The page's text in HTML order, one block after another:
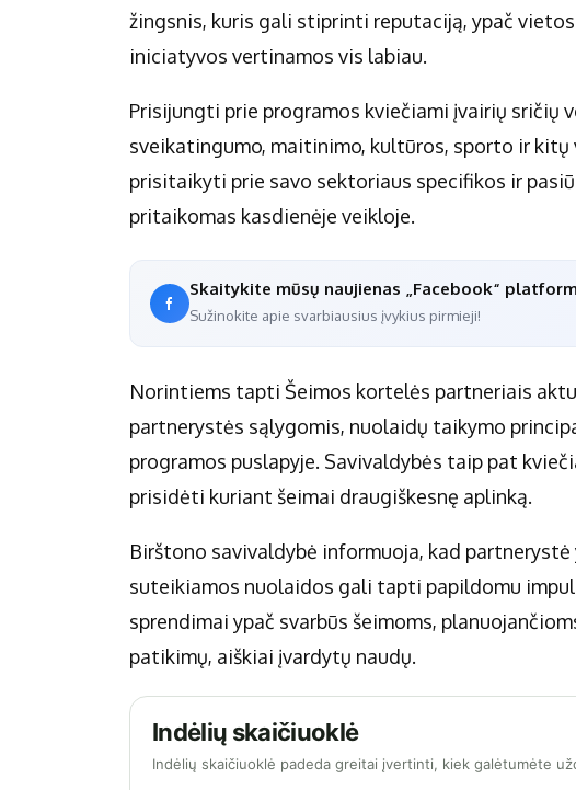
žingsnis, kuris gali stiprinti reputaciją, ypač
iniciatyvos vertinamos vis labiau.
Prisijungti prie programos kviečiami įvairių sričių
sveikatingumo, maitinimo, kultūros, sporto ir
prisitaikyti prie savo sektoriaus specifikos ir
pritaikomas kasdienėje veikloje.
Skaitykite mūsų naujienas „Facebook“
Sužinokite apie svarbiausius įvykius pirmieji!
Norintiems tapti Šeimos kortelės partneriais
partnerystės sąlygomis, nuolaidų taikymo
programos puslapyje. Savivaldybės taip pat
prisidėti kuriant šeimai draugiškesnę aplinką.
Birštono savivaldybė informuoja, kad
suteikiamos nuolaidos gali tapti papildomu
sprendimai ypač svarbūs šeimoms,
patikimų, aiškiai įvardytų naudų.